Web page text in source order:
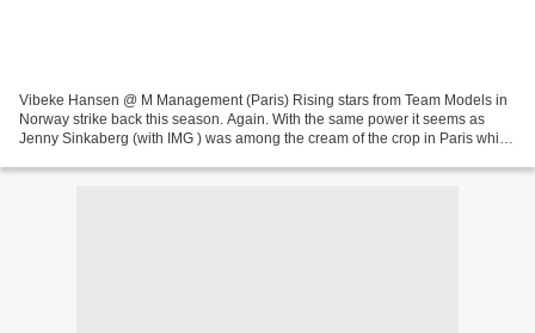
Vibeke Hansen @ M Management (Paris) Rising stars from Team Models in
Norway strike back this season. Again. With the same power it seems as
Jenny Sinkaberg (with IMG ) was among the cream of the crop in Paris while